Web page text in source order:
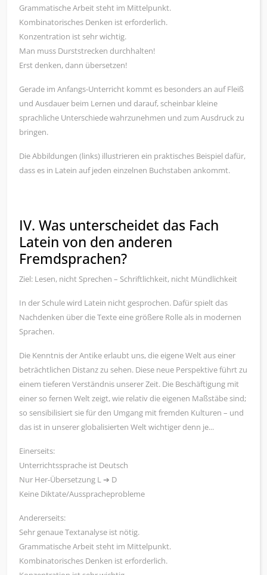
Grammatische Arbeit steht im Mittelpunkt.
Kombinatorisches Denken ist erforderlich.
Konzentration ist sehr wichtig.
Man muss Durststrecken durchhalten!
Erst denken, dann übersetzen!
Gerade im Anfangs-Unterricht kommt es besonders an auf Fleiß
und Ausdauer beim Lernen und darauf, scheinbar kleine
sprachliche Unterschiede wahrzunehmen und zum Ausdruck zu
bringen.
Die Abbildungen (links) illustrieren ein praktisches Beispiel dafür,
dass es in Latein auf jeden einzelnen Buchstaben ankommt.
IV. Was unterscheidet das Fach
Latein von den anderen
Fremdsprachen?
Ziel: Lesen, nicht Sprechen – Schriftlichkeit, nicht Mündlichkeit
In der Schule wird Latein nicht gesprochen. Dafür spielt das
Nachdenken über die Texte eine größere Rolle als in modernen
Sprachen.
Die Kenntnis der Antike erlaubt uns, die eigene Welt aus einer
beträchtlichen Distanz zu sehen. Diese neue Perspektive führt zu
einem tieferen Verständnis unserer Zeit. Die Beschäftigung mit
einer so fernen Welt zeigt, wie relativ die eigenen Maßstäbe sind;
so sensibilisiert sie für den Umgang mit fremden Kulturen – und
das ist in unserer globalisierten Welt wichtiger denn je...
Einerseits:
Unterrichtssprache ist Deutsch
Nur Her-Übersetzung L ➔ D
Keine Diktate/Ausspracheprobleme
Andererseits:
Sehr genaue Textanalyse ist nötig.
Grammatische Arbeit steht im Mittelpunkt.
Kombinatorisches Denken ist erforderlich.